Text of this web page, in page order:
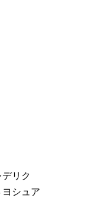
リク
シュア